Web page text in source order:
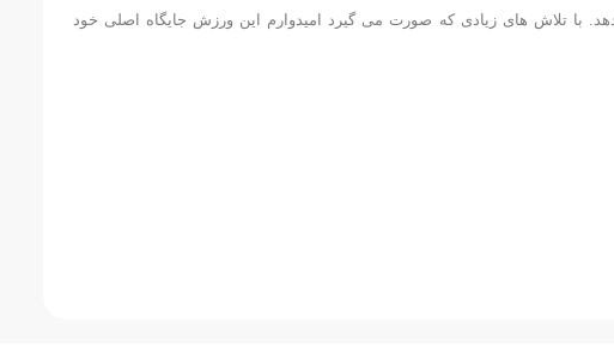
با تلاش های زیادی که صورت می گیرد امیدوارم این ورزش جایگاه اصلی خود